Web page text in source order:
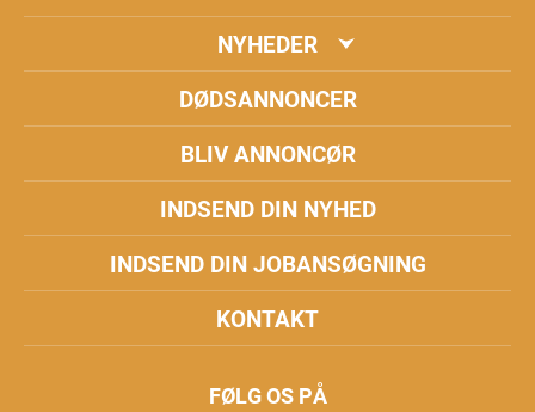
NYHEDER
DØDSANNONCER
BLIV ANNONCØR
INDSEND DIN NYHED
INDSEND DIN JOBANSØGNING
KONTAKT
FØLG OS PÅ